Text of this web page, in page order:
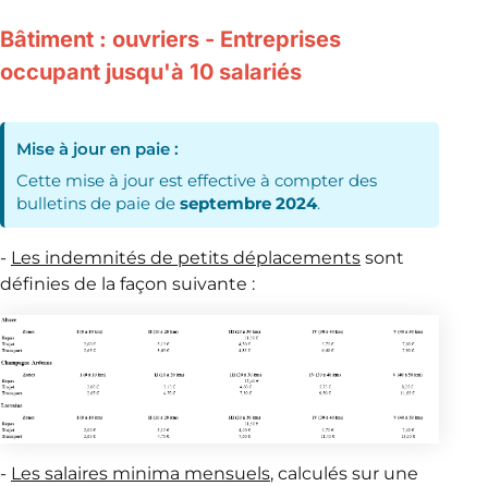
Bâtiment : ouvriers - Entreprises
occupant jusqu'à 10 salariés
Mise à jour en paie :
Cette mise à jour est effective à compter des
bulletins de paie deseptembre 2024.
- Les indemnités de petits déplacements sont
définies de la façon suivante :
- Les salaires minima mensuels, calculés sur une